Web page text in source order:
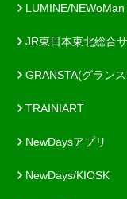
LUMINE/NEWoMan
JR東日本東北総合
GRANSTA(グラン
TRAINIART
NewDaysアプリ
NewDays/KIOSK